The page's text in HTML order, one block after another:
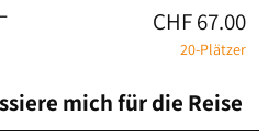
CHF 67.00
20-Plätzer
mich für die Reise